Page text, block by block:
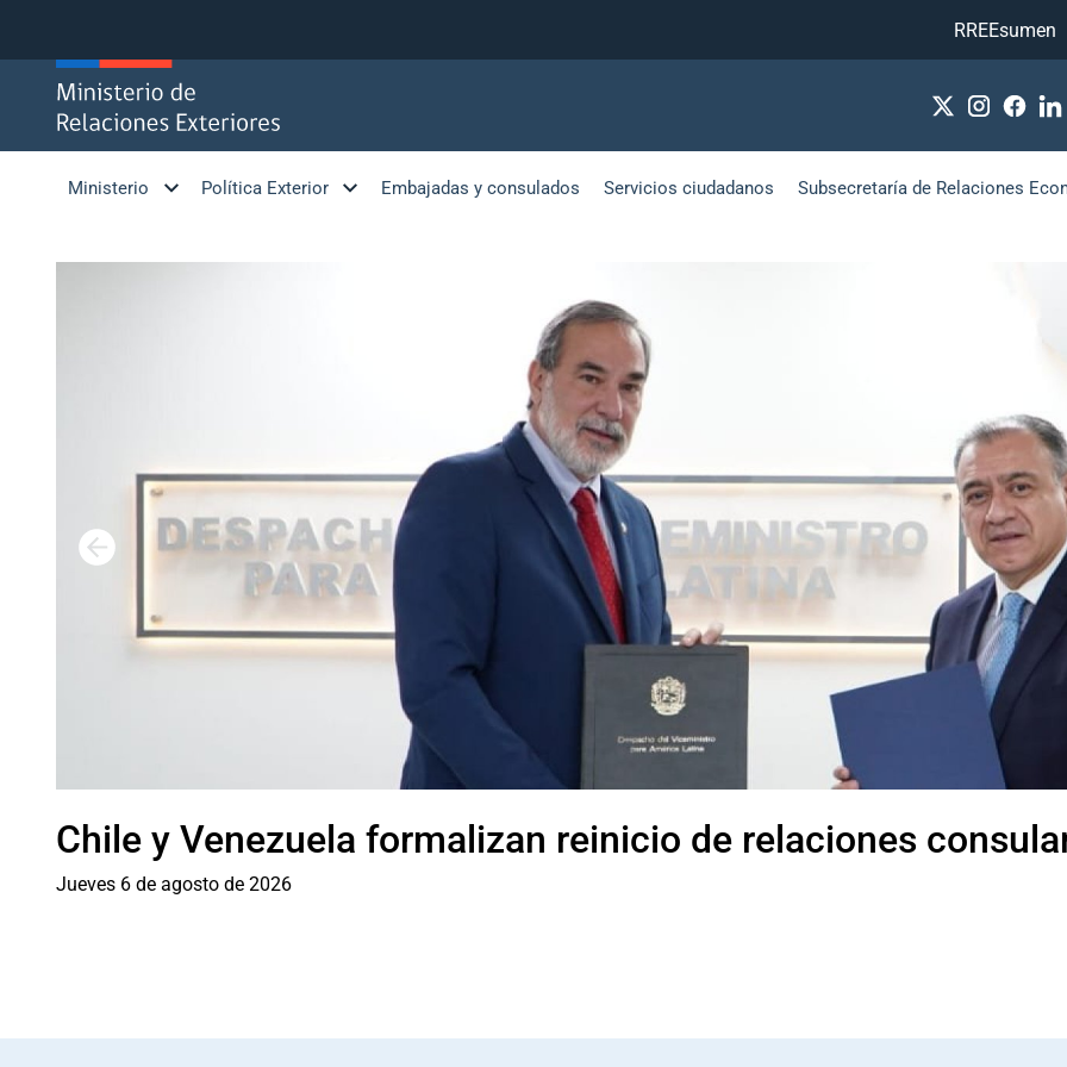
RREEsumen
Ministerio Política Exterior Embajadas y consulados Servicios ciudadanos Subsecretaría de Relaciones
Chile y Venezuela formalizan reinicio de relaciones
Jueves 6 de agosto de 2026